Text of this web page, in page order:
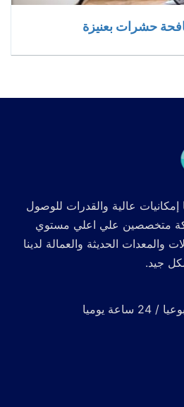
حشرات بعنيزة
إمكانيات عالية والقدرات للوصول
متخصصين علي اعلي مستوي
والمعدات الحديثة والعمالة لدينا
جيد.